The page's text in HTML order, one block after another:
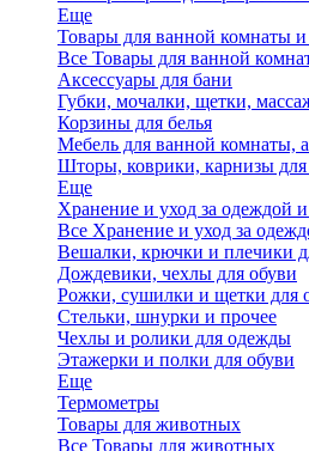
Еще
Товары для ванной комнаты
Все Товары для ванной
Аксессуары для бани
Губки, мочалки, щетки,
Корзины для белья
Мебель для ванной комнаты,
Шторы, коврики, карнизы для
Еще
Хранение и уход за одеждой
Все Хранение и уход за
Вешалки, крючки и плечики
Дождевики, чехлы для обуви
Рожки, сушилки и щетки для
Стельки, шнурки и прочее
Чехлы и ролики для одежды
Этажерки и полки для обуви
Еще
Термометры
Товары для животных
Все Товары для животных